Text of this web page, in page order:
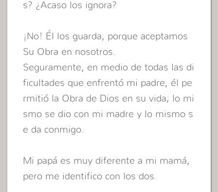
s? ¿Acaso los ignora?
¡No! Él los guarda, porque aceptamos
Su Obra en nosotros.
Seguramente, en medio de todas las di
ficultades que enfrentó mi padre, él pe
rmitió la Obra de Dios en su vida; lo mi
smo se dio con mi madre y lo mismo s
e da conmigo.
Mi papá es muy diferente a mi mamá,
pero me identifico con los dos.